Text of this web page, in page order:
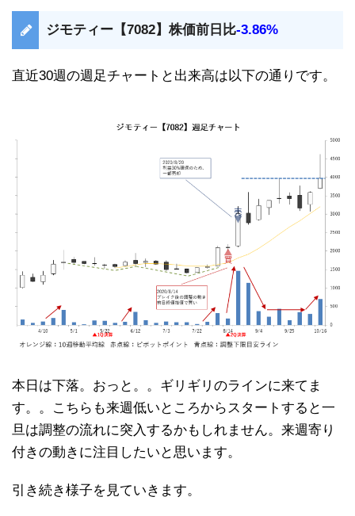
ジモティー【7082】株価前日比-3.86%
直近30週の週足チャートと出来高は以下の通りです。
本日は下落。おっと。。ギリギリのラインに来てま
す。。こちらも来週低いところからスタートすると一
旦は調整の流れに突入するかもしれません。来週寄り
付きの動きに注目したいと思います。
引き続き様子を見ていきます。